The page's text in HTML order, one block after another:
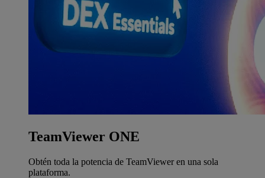
TeamViewer ONE
Obtén toda la potencia de TeamViewer en una sola
plataforma.